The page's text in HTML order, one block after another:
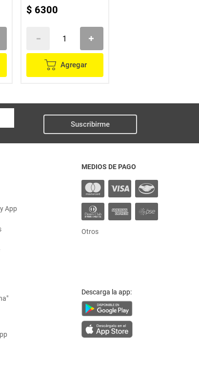
$ 6300
Agregar
Suscribirme
App
MEDIOS DE PAGO
Otros
Descarga la app: